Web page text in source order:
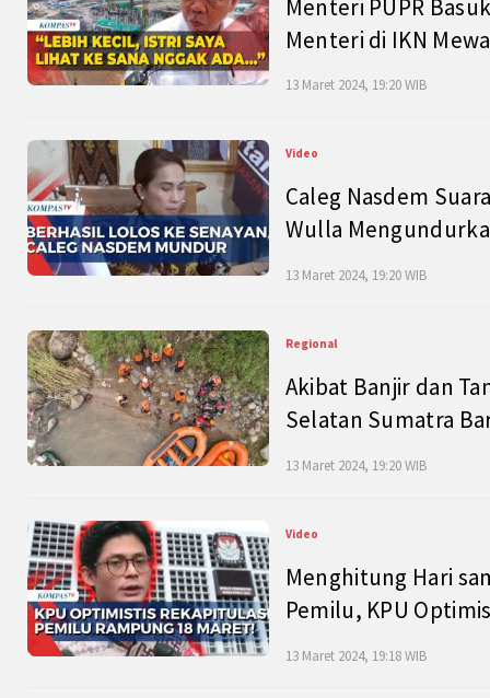
Menteri PUPR
Menteri di IKN
13 Maret 2024, 19:20 WIB
Video
Caleg Nasdem
Wulla
13 Maret 2024, 19:20 WIB
Regional
Akibat Banjir dan
Selatan Sumatra
13 Maret 2024, 19:20 WIB
Video
Menghitung Hari
Pemilu, KPU
13 Maret 2024, 19:18 WIB